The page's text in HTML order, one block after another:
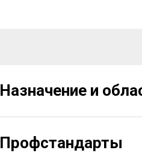
Назначение и
Профстандарты